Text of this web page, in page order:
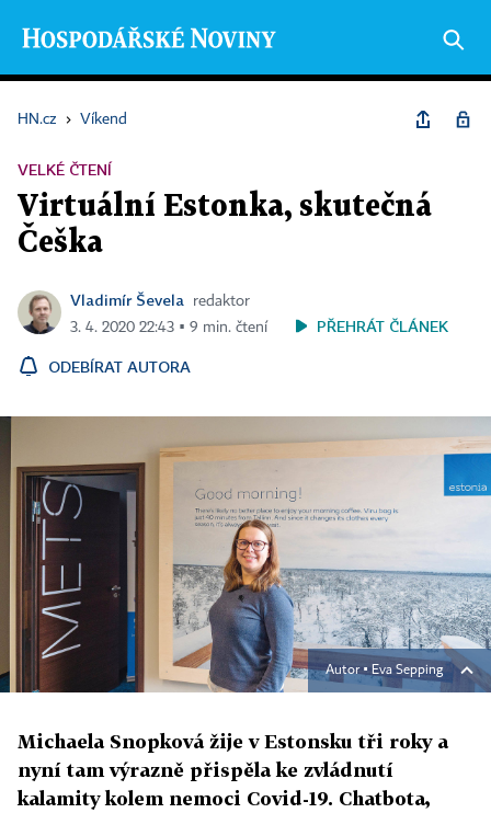
HN.cz › Víkend
VELKÉ ČTENÍ
Virtuální Estonka, skutečná
Češka
Vladimír Ševela
redaktor
3. 4. 2020 22:43 ▪ 9 min. čtení
PŘEHRÁT ČLÁNEK
ODEBÍRAT AUTORA
Autor ▪ Eva Sepping
Michaela Snopková žije v Estonsku tři roky a
nyní tam výrazně přispěla ke zvládnutí
kalamity kolem nemoci Covid-19. Chatbota,